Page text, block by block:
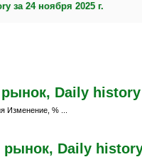
за 24 ноября 2025 г.
Daily history
Изменение, % ...
Daily history